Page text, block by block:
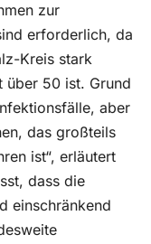
zur
erforderlich, da
Kreis stark
über 50 ist. Grund
aber
das großteils
ist“, erläutert
dass die
einschränkend